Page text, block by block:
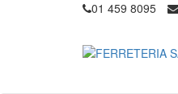
01 459 8095